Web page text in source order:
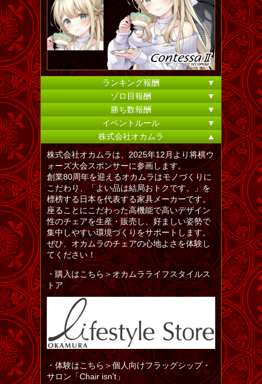
ランキング報酬
▼
ゾロ目報酬
▼
勝ち数報酬
▼
イベントルール
▼
株式会社オカムラ
▲
株式会社オカムラは、2025年12月より将棋ウ
ォーズ大会スポンサーに参画します。
創業80周年を迎えるオカムラはモノづくりに
こだわり、「よい品は結局おトクです。」を
標榜する日本を代表する家具メーカーです。
座ることにこだわった高機能で高いデザイン
性のチェアを生産・販売し、好ましい姿勢で
集中しやすい環境づくりをサポートします。
ぜひ、オカムラのチェアの心地よさを体験し
てください！
・購入はこちら＞オカムラライフスタイルス
トア
・体験はこちら＞個人向けフラッグシップ・
サロン「Chair isn't」